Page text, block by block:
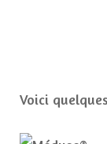
Voici